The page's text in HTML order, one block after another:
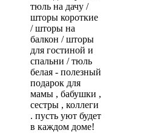
тюль на дачу /
шторы короткие
/ шторы на
балкон / шторы
для гостиной и
спальни / тюль
белая - полезный
подарок для
мамы , бабушки ,
сестры , коллеги
. пусть уют будет
в каждом доме!